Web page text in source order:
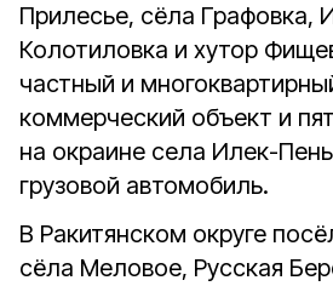
Прилесье, сёла Графовка,
Колотиловка и хутор
частный и
коммерческий объект и
на окраине села Илек-
грузовой автомобиль.
В Ракитянском округе
сёла Меловое, Русская